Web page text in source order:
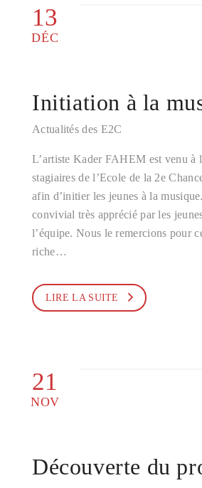
13
DÉC
Initiation à la
Actualités des E2C
L’artiste Kader FAHEM est venu à
stagiaires de l’Ecole de la 2e
afin d’initier les jeunes à la
convivial très apprécié par les
l’équipe. Nous le remercions pour
riche…
LIRE LA SUITE
21
NOV
Découverte du